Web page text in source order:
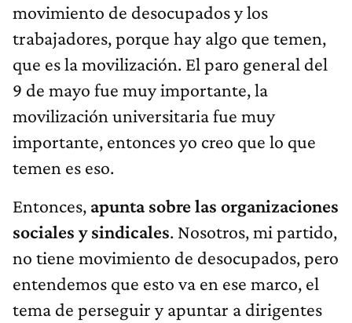
movimiento de desocupados y los
trabajadores, porque hay algo que temen,
que es la movilización. El paro general del
9 de mayo fue muy importante, la
movilización universitaria fue muy
importante, entonces yo creo que lo que
temen es eso.
Entonces, apunta sobre las organizaciones
sociales y sindicales. Nosotros, mi partido,
no tiene movimiento de desocupados, pero
entendemos que esto va en ese marco, el
tema de perseguir y apuntar a dirigentes